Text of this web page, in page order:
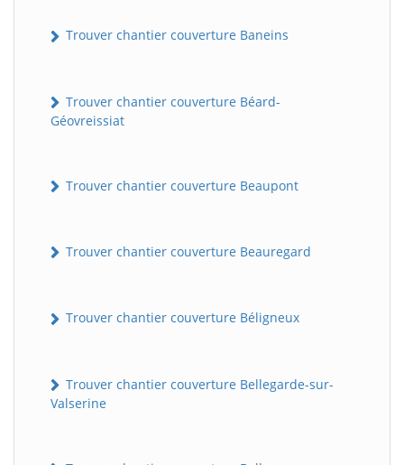
Trouver chantier couverture Baneins
Trouver chantier couverture Béard-
Géovreissiat
Trouver chantier couverture Beaupont
Trouver chantier couverture Beauregard
Trouver chantier couverture Béligneux
Trouver chantier couverture Bellegarde-sur-
Valserine